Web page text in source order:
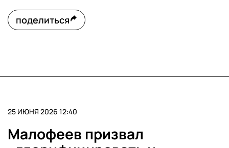
поделиться
25 ИЮНЯ 2026 12:40
Малофеев призвал